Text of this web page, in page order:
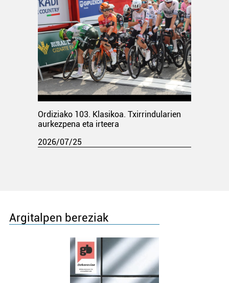
Ordiziako 103. Klasikoa. Txirrindularien
aurkezpena eta irteera
2026/07/25
Argitalpen bereziak